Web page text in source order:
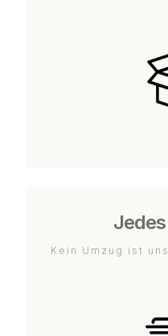
Kein Umzug ist